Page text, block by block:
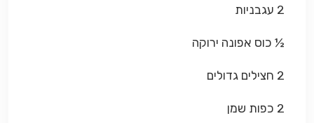
2 עגבניות
½ כוס אפונה ירוקה
2 חצילים גדולים
2 כפות שמן